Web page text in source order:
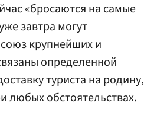
«бросаются на самые
завтра могут
крупнейших и
определенной
туриста на родину,
любых обстоятельствах.